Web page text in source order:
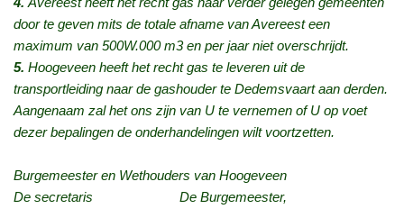
door te geven mits de totale afname van Avereest een
maximum van 500W.000 m3 en per jaar niet overschrijdt.
5. Hoogeveen heeft het recht gas te leveren uit de
transportleiding naar de gashouder te Dedemsvaart aan derden.
Aangenaam zal het ons zijn van U te vernemen of U op voet
dezer bepalingen de onderhandelingen wilt voortzetten.
Burgemeester en Wethouders van Hoogeveen
De secretaris De Burgemeester,